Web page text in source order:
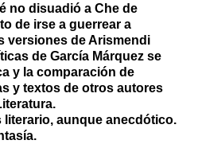
no disuadió a Che de
de irse a guerrear a
versiones de Arismendi
de García Márquez se
y la comparación de
y textos de otros autores
literario, aunque anecdótico.